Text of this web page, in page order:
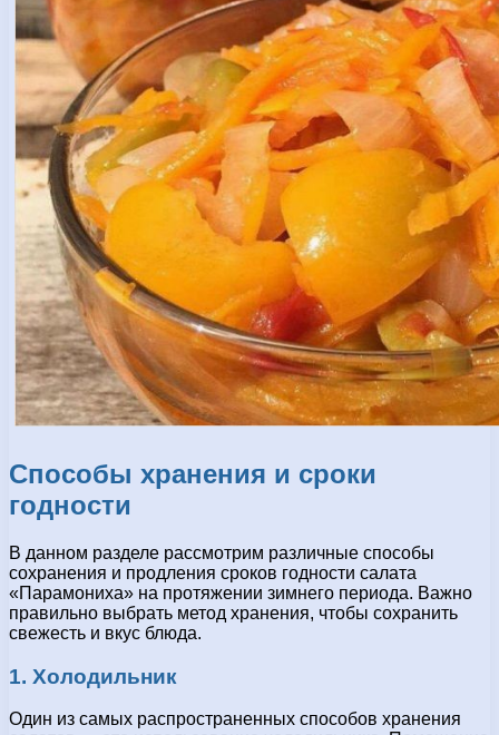
Способы хранения и сроки
годности
В данном разделе рассмотрим различные способы
сохранения и продления сроков годности салата
«Парамониха» на протяжении зимнего периода. Важно
правильно выбрать метод хранения, чтобы сохранить
свежесть и вкус блюда.
1. Холодильник
Один из самых распространенных способов хранения